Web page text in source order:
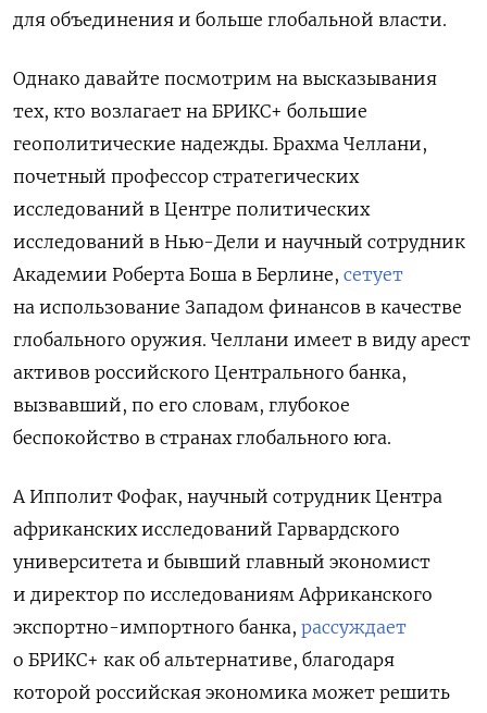
для объединения и больше глобальной власти.
Однако давайте посмотрим на высказывания
тех, кто возлагает на БРИКС+ большие
геополитические надежды. Брахма Челлани,
почетный профессор стратегических
исследований в Центре политических
исследований в Нью-Дели и научный сотрудник
Академии Роберта Боша в Берлине, сетует
на использование Западом финансов в качестве
глобального оружия. Челлани имеет в виду арест
активов российского Центрального банка,
вызвавший, по его словам, глубокое
беспокойство в странах глобального юга.
А Ипполит Фофак, научный сотрудник Центра
африканских исследований Гарвардского
университета и бывший главный экономист
и директор по исследованиям Африканского
экспортно-импортного банка, рассуждает
о БРИКС+ как об альтернативе, благодаря
которой российская экономика может решить